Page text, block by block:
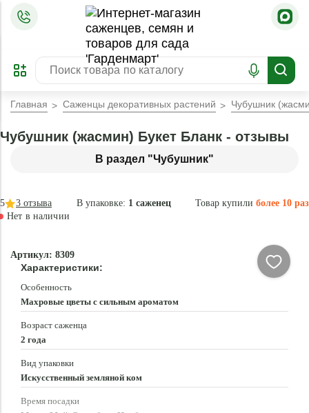
ПРЕДЗАКАЗ
ЗАБРОНИРОВАТЬ
ЛУЧШЕЕ
Главная Саженцы декоративных растений Чубушник
В раздел "Чубушник"
Чубушник (жасмин) Букет Бланк - отзывы
В упаковке: 1 саженец Товар купили более 10 раз
5 3 отзыва
Нет в наличии
Артикул: 8309
Характеристики:
Особенность
Махровые цветы с сильным ароматом
Возраст саженца
2 года
Вид упаковки
Искусственный земляной ком
Время посадки